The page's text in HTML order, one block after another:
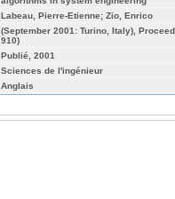
Labeau, Pierre-Etienne; Zio, Enrico
(September 2001: Turino, Italy),
910)
Publié, 2001
Sciences de l'ingénieur
Anglais